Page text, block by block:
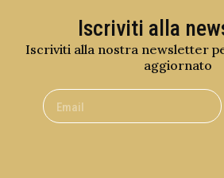
Iscriviti alla
Iscriviti alla nostra newsletter
aggiornato